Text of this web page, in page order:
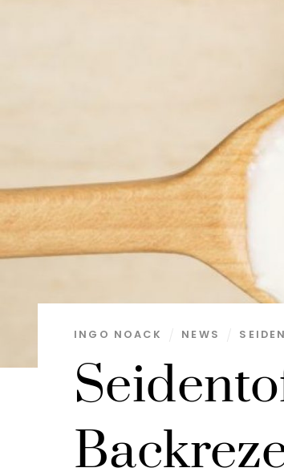
INGO NOACK NEWS